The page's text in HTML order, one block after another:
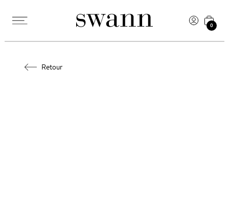
0
Retour